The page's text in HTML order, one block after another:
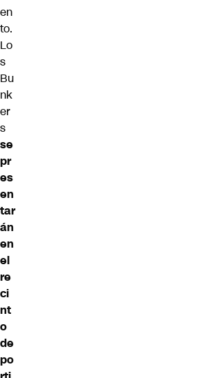
en
to.
Lo
s
Bu
nk
er
s
se
pr
es
en
tar
án
en
el
re
ci
nt
o
de
po